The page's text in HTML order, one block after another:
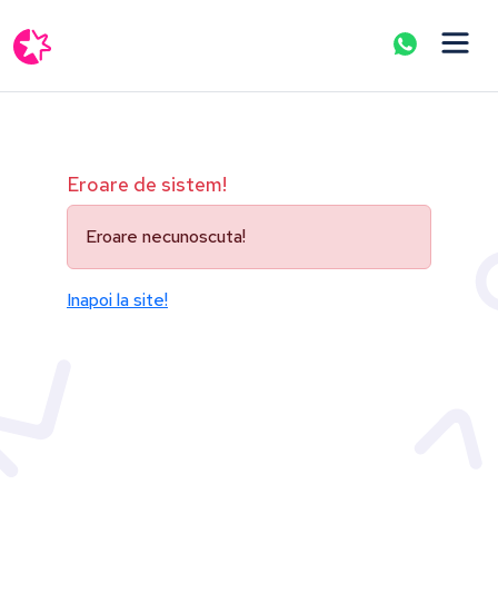
Eroare de sistem!
Eroare necunoscuta!
Inapoi la site!